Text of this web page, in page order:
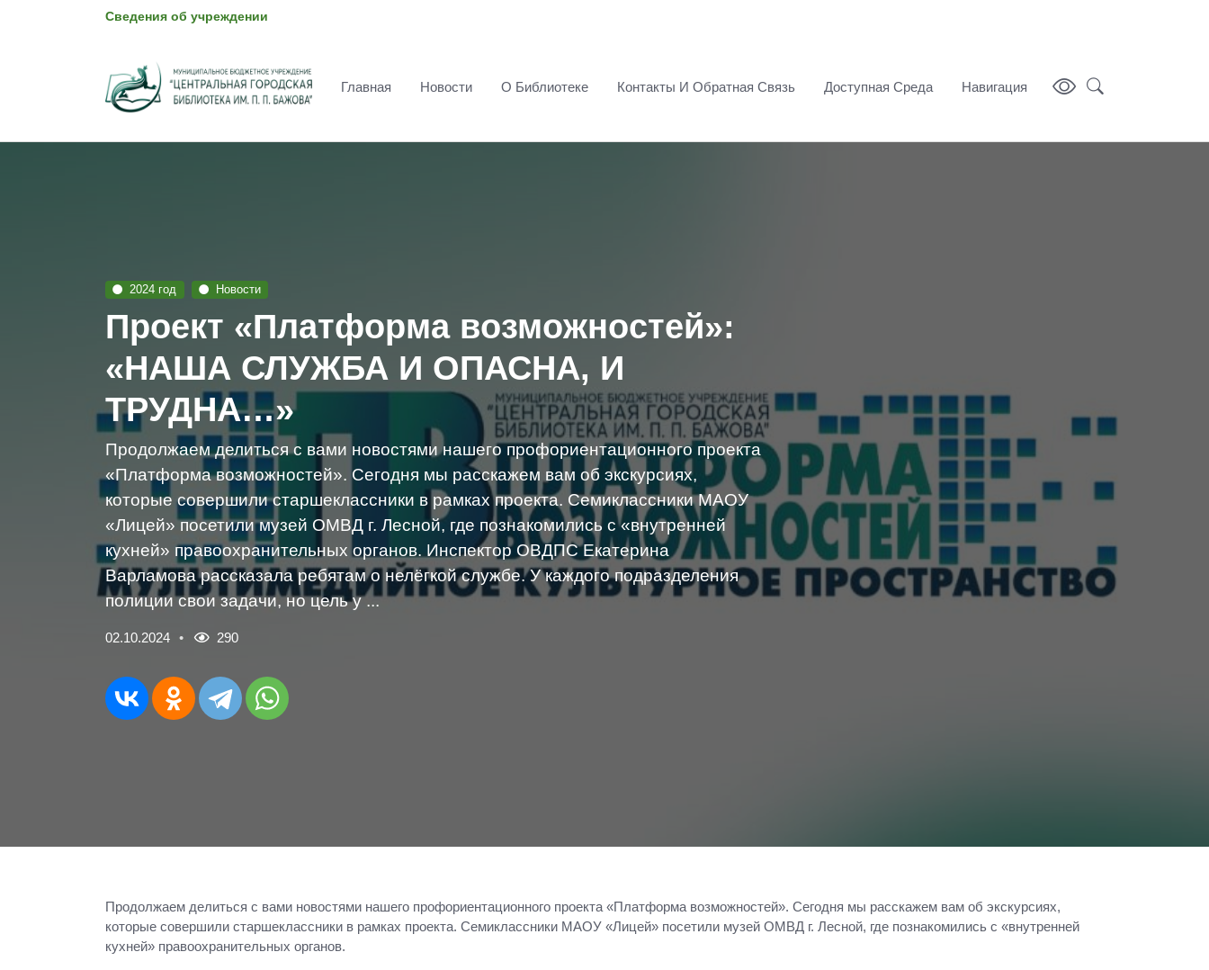
Сведения об учреждении
Главная Новости О Библиотеке Контакты И Обратная Связь Доступная Среда Навигация
2024 год Новости
Проект «Платформа возможностей»:
«НАША СЛУЖБА И ОПАСНА, И
ТРУДНА…»
Продолжаем делиться с вами новостями нашего профориентационного проекта
«Платформа возможностей». Сегодня мы расскажем вам об экскурсиях,
которые совершили старшеклассники в рамках проекта. Семиклассники МАОУ
«Лицей» посетили музей ОМВД г. Лесной, где познакомились с «внутренней
кухней» правоохранительных органов. Инспектор ОВДПС Екатерина
Варламова рассказала ребятам о нелёгкой службе. У каждого подразделения
полиции свои задачи, но цель у ...
02.10.2024 290
Продолжаем делиться с вами новостями нашего профориентационного проекта «Платформа возможностей». Сегодня мы расскажем вам об экскурсиях,
которые совершили старшеклассники в рамках проекта. Семиклассники МАОУ «Лицей» посетили музей ОМВД г. Лесной, где познакомились с «внутренней
кухней» правоохранительных органов.